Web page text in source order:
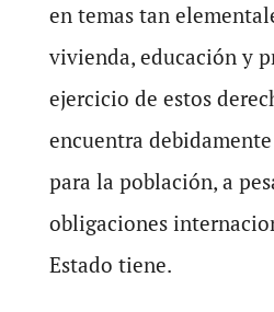
en temas tan
vivienda, educación y
ejercicio de estos
encuentra
para la población, a
obligaciones
Estado tiene.